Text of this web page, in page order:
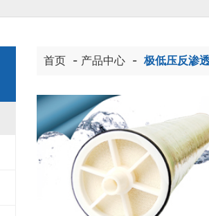
首页 - 产品中心 - 极低压反渗